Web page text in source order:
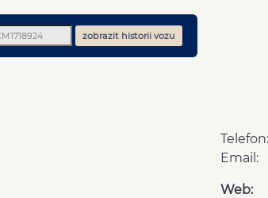
zobrazit historii vozu
Telefon:
Email:
Web: